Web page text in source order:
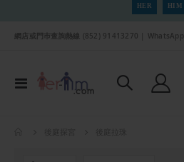
HER HIM
網店或門巿查詢熱線 (852) 91413270 |
切